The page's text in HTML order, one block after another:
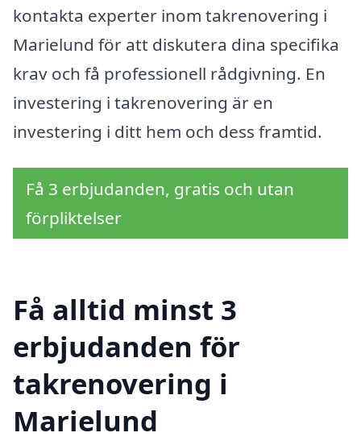
kontakta experter inom takrenovering i
Marielund för att diskutera dina specifika
krav och få professionell rådgivning. En
investering i takrenovering är en
investering i ditt hem och dess framtid.
Få 3 erbjudanden, gratis och utan
förpliktelser
Få alltid minst 3
erbjudanden för
takrenovering i
Marielund